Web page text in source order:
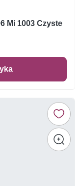
Mi 1003 Czyste